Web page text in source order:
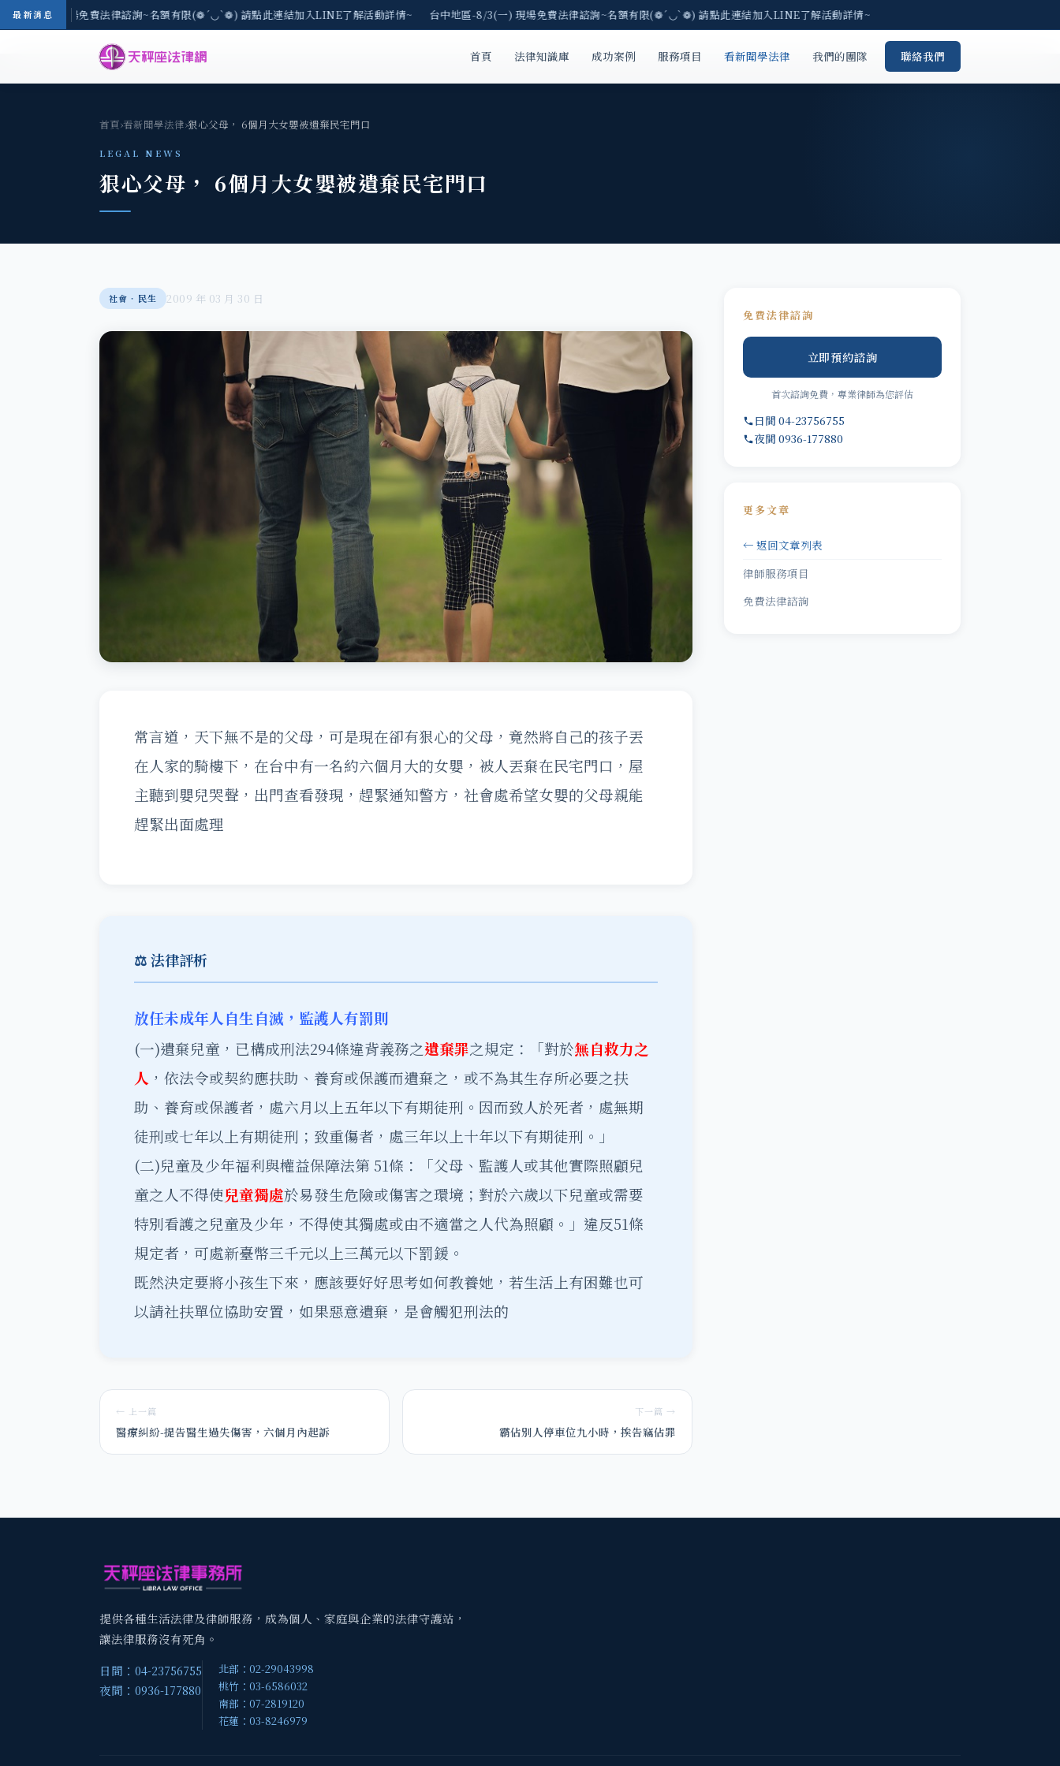
最新消息
-8/3(一) 現場免費法律諮詢~名額有限(❁´◡`❁) 請點此連結加入LINE了解活動詳情~ 台中地區-8/3(一) 現場免費法律諮詢~名額有限(❁´◡`❁) 請點此連結加入LINE了解活動詳情~
首頁 法律知識庫 成功案例 服務項目 看新聞學法律 我們的團隊 聯絡我們
首頁›看新聞學法律›狠心父母， 6個月大女嬰被遺棄民宅門口
LEGAL NEWS
狠心父母， 6個月大女嬰被遺棄民宅門口
社會‧民生 2009 年 03 月 30 日
常言道，天下無不是的父母，可是現在卻有狠心的父母，竟然將自己的孩子丟
在人家的騎樓下，在台中有一名約六個月大的女嬰，被人丟棄在民宅門口，屋
主聽到嬰兒哭聲，出門查看發現，趕緊通知警方，社會處希望女嬰的父母親能
趕緊出面處理
⚖️ 法律評析
放任未成年人自生自滅，監護人有罰則
(一)遺棄兒童，已構成刑法294條違背義務之遺棄罪之規定：「對於無自救力之
人 ，依法令或契約應扶助、養育或保護而遺棄之，或不為其生存所必要之扶
助、養育或保護者，處六月以上五年以下有期徒刑。因而致人於死者，處無期
徒刑或七年以上有期徒刑；致重傷者，處三年以上十年以下有期徒刑。」
(二)兒童及少年福利與權益保障法第 51條：「父母、監護人或其他實際照顧兒
童之人不得使兒童獨處於易發生危險或傷害之環境；對於六歲以下兒童或需要
特別看護之兒童及少年，不得使其獨處或由不適當之人代為照顧。」違反51條
規定者，可處新臺幣三千元以上三萬元以下罰鍰。
既然決定要將小孩生下來，應該要好好思考如何教養她，若生活上有困難也可
以請社扶單位協助安置，如果惡意遺棄，是會觸犯刑法的
← 上一篇
醫療糾紛-提告醫生過失傷害，六個月內起訴
下一篇 →
霸佔別人停車位九小時，挨告竊佔罪
免費法律諮詢
立即預約諮詢
首次諮詢免費，專業律師為您評估
日間 04-23756755
夜間 0936-177880
更多文章
← 返回文章列表
律師服務項目
免費法律諮詢
提供各種生活法律及律師服務，成為個人、家庭與企業的法律守護站，
讓法律服務沒有死角。
日間：04-23756755
夜間：0936-177880
北部：02-29043998
桃竹：03-6586032
南部：07-2819120
花蓮：03-8246979